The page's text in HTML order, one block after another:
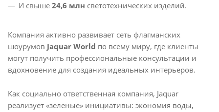
И свыше 24,6 млн светотехнических изделий.
Компания активно развивает сеть флагманских
шоурумов Jaquar World по всему миру, где клиенты
могут получить профессиональные консультации и
вдохновение для создания идеальных интерьеров.
Как социально ответственная компания, Jaquar
реализует «зеленые» инициативы: экономия воды,